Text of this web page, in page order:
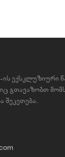
ის ექსკლუზიური
გთავაზობთ
შეკეთება.